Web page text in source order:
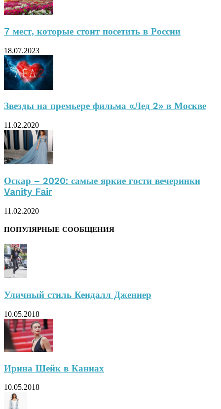
7 мест, которые стоит посетить в России
18.07.2023
Звезды на премьере фильма «Лед 2» в Москве
11.02.2020
Оскар – 2020: самые яркие гости вечеринки
Vanity Fair
11.02.2020
ПОПУЛЯРНЫЕ СООБЩЕНИЯ
Уличный стиль Кендалл Дженнер
10.05.2018
Ирина Шейк в Каннах
10.05.2018